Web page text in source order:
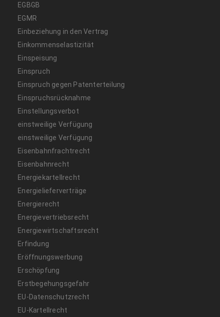
EGBGB
EGMR
Einbeziehung in den Vertrag
Einkommenselastizität
Einspeisung
Einspruch
Einspruch gegen Patenterteilung
Einspruchsrücknahme
Einstellungsverbot
einstweilige Verfügung
einstweilige Verfügung
Eisenbahnfrachtrecht
Eisenbahnrecht
Energiekartellrecht
Energielieferverträge
Energierecht
Energievertriebsrecht
Energiewirtschaftsrecht
Erfindung
Eröffnungswerbung
Erschöpfung
Erstbegehungsgefahr
EU-Datenschutzrecht
EU-Kartellrecht